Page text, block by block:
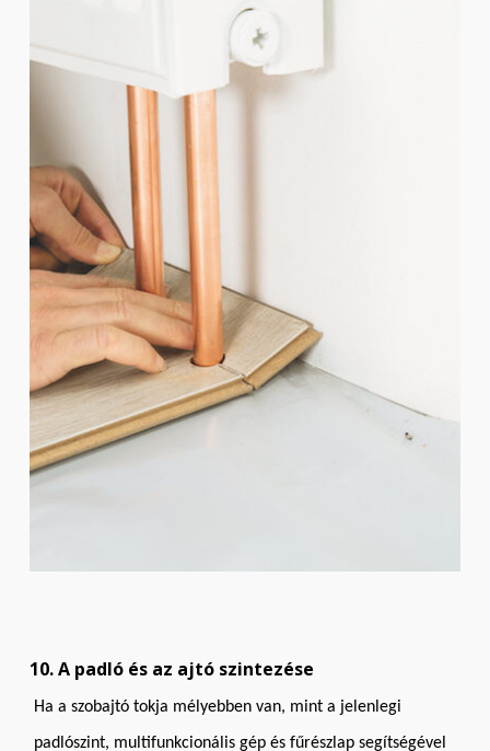
10. A padló és az ajtó szintezése
Ha a szobajtó tokja mélyebben van, mint a jelenlegi
padlószint, multifunkcionális gép és fűrészlap segítségével